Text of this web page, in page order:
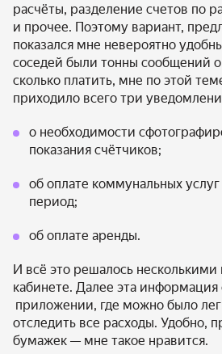
расчёты, разделение счетов по
и прочее. Поэтому вариант,
показался мне невероятно
соседей были тонны сообщений
сколько платить, мне по этой
приходило всего три
о необходимости
показания счётчиков;
об оплате коммунальных
период;
об оплате аренды.
И всё это решалось
кабинете. Далее эта информация
приложении, где можно было
отследить все расходы. Удобно,
бумажек — мне такое нравится.